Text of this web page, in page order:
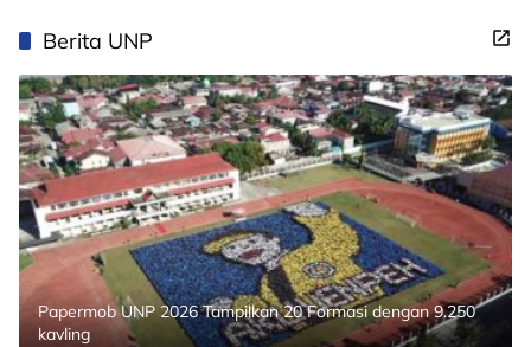
Berita UNP
Papermob UNP 2026 Tampilkan 20 Formasi dengan 9.250
kavling